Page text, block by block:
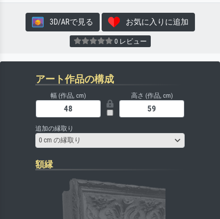
3D/ARで見る お気に入りに追加
0 レビュー
アート作品の構成
幅 (作品, cm) 高さ (作品, cm)
追加の縁取り
0 cm の縁取り
額縁